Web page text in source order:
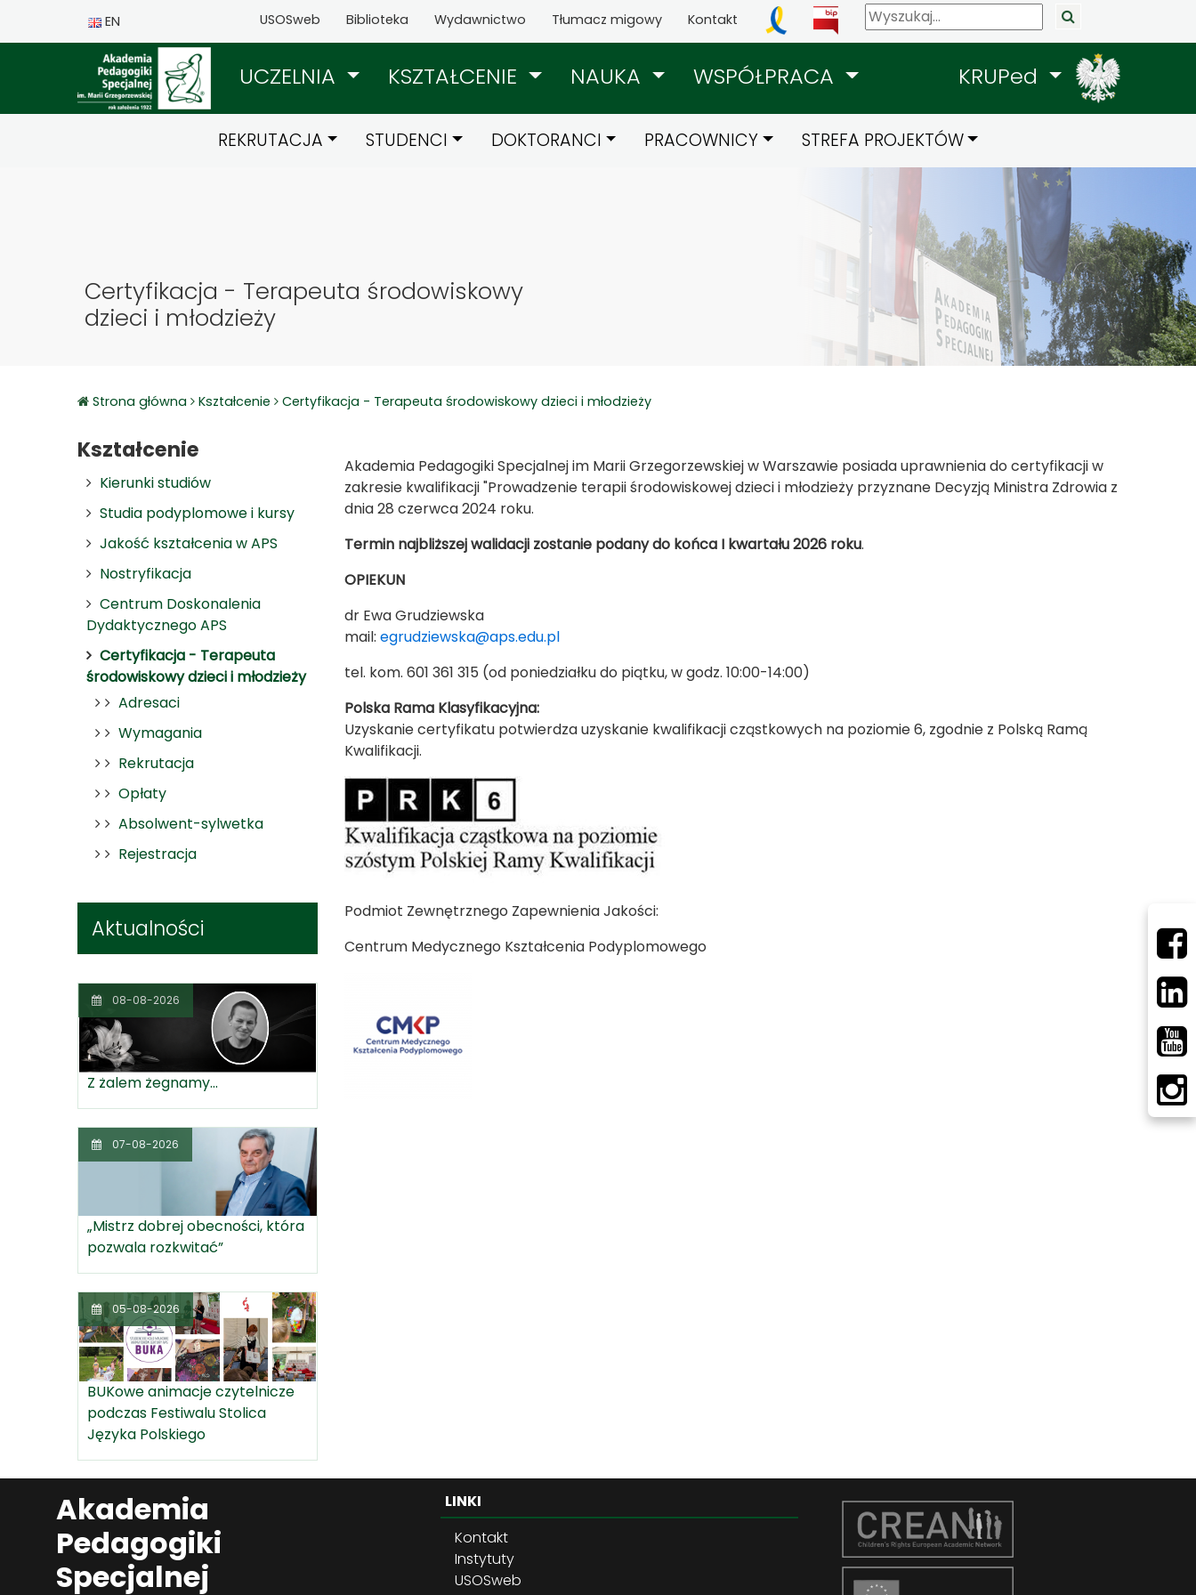
EN USOSweb Biblioteka Wydawnictwo Tłumacz migowy Kontakt
UCZELNIA KSZTAŁCENIE NAUKA WSPÓŁPRACA KRUPed
REKRUTACJA STUDENCI DOKTORANCI PRACOWNICY STREFA PROJEKTÓW
Certyfikacja - Terapeuta środowiskowy
dzieci i młodzieży
Strona główna Kształcenie Certyfikacja - Terapeuta środowiskowy dzieci i młodzieży
Kształcenie
Kierunki studiów
Studia podyplomowe i kursy
Jakość kształcenia w APS
Nostryfikacja
Centrum Doskonalenia
Dydaktycznego APS
Certyfikacja - Terapeuta
środowiskowy dzieci i młodzieży
Adresaci
Wymagania
Rekrutacja
Opłaty
Absolwent-sylwetka
Rejestracja
Aktualności
08-08-2026
Z żalem żegnamy...
07-08-2026
„Mistrz dobrej obecności, która
pozwala rozkwitać”
05-08-2026
BUKowe animacje czytelnicze
podczas Festiwalu Stolica
Języka Polskiego
Akademia Pedagogiki Specjalnej im Marii Grzegorzewskiej w Warszawie posiada uprawnienia do certyfikacji w
zakresie kwalifikacji "Prowadzenie terapii środowiskowej dzieci i młodzieży przyznane Decyzją Ministra Zdrowia z
dnia 28 czerwca 2024 roku.
Termin najbliższej walidacji zostanie podany do końca I kwartału 2026 roku.
OPIEKUN
dr Ewa Grudziewska
mail: egrudziewska@aps.edu.pl
tel. kom. 601 361 315 (od poniedziałku do piątku, w godz. 10:00-14:00)
Polska Rama Klasyfikacyjna:
Uzyskanie certyfikatu potwierdza uzyskanie kwalifikacji cząstkowych na poziomie 6, zgodnie z Polską Ramą
Kwalifikacji.
Podmiot Zewnętrznego Zapewnienia Jakości:
Centrum Medycznego Kształcenia Podyplomowego
Akademia
Pedagogiki
Specjalnej
LINKI
Kontakt
Instytuty
USOSweb